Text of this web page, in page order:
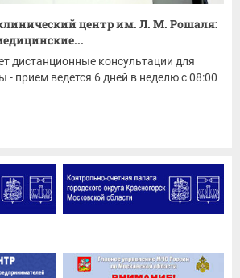
центр им. Л. М. Рошаля:
дистанционные консультации для
- прием ведется 6 дней в неделю с 08:00